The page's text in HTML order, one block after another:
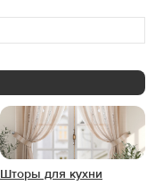
Шторы для кухни